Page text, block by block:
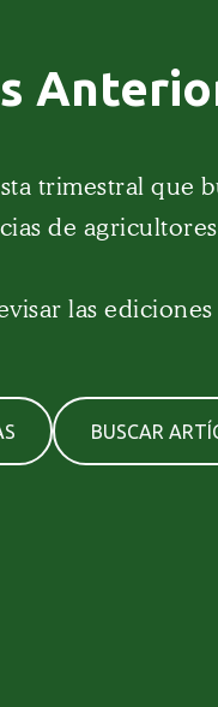
trimestral que
de
las
BUSCAR